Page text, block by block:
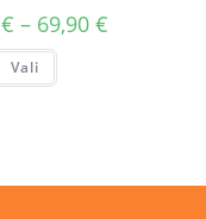
€ – 69,90 €59,90 €
Vali
Sellel
tootelehel.